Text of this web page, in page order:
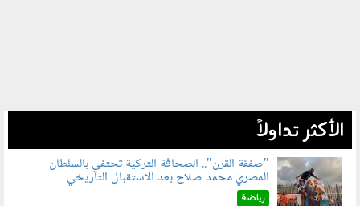
الأكثر تداولاً
070801.jpg
"صفقة القرن".. الصحافة التركية تحتفي بالسلطان
المصري محمد صلاح بعد الاستقبال التاريخي
رياضة